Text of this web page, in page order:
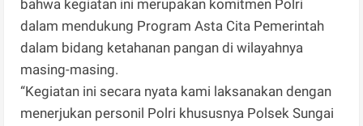
bahwa kegiatan ini merupakan komitmen Polri
dalam mendukung Program Asta Cita Pemerintah
dalam bidang ketahanan pangan di wilayahnya
masing-masing.
“Kegiatan ini secara nyata kami laksanakan dengan
menerjukan personil Polri khususnya Polsek Sungai